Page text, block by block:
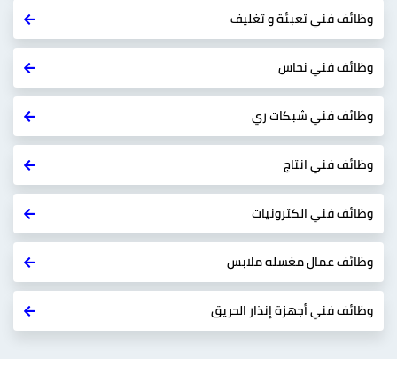
وظائف فني تعبئة و تغليف
وظائف فني نحاس
وظائف فني شبكات ري
وظائف فني انتاج
وظائف فني الكترونيات
وظائف عمال مغسله ملابس
وظائف فني أجهزة إنذار الحريق